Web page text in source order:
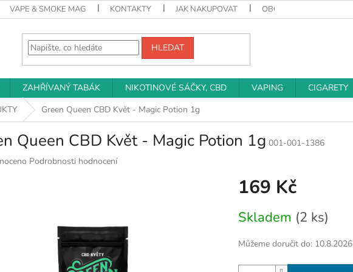
VAPE & SMOKE MAG KONTAKTY JAK NAKUPOVAT OBCHODNÍ PODMÍNKY
HLEDAT
ZAHŘÍVANÝ TABÁK NIKOTINOVÉ SÁČKY, CBD VAPING CIGARETY
Green Queen CBD Květ - Magic Potion 1g
Queen CBD Květ - Magic Potion 1g 001-001-1386
Podrobnosti hodnocení
169 Kč
cena:
Skladem (2 ks)
Můžeme doručit do: 10.8.2026